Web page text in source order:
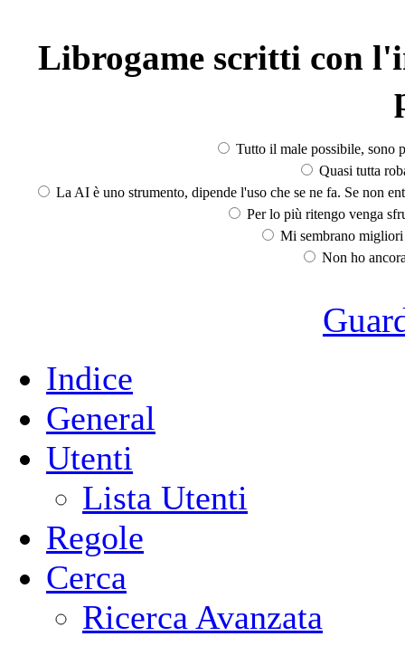
Librogame scritti con
Tutto il male possibile, sono
Quasi tutta
La AI è uno strumento, dipende l'uso che se ne fa. Se non
Per lo più ritengo venga
Mi sembrano
Non ho
Indice
General
Utenti
Lista Utenti
Regole
Cerca
Ricerca Avanzata